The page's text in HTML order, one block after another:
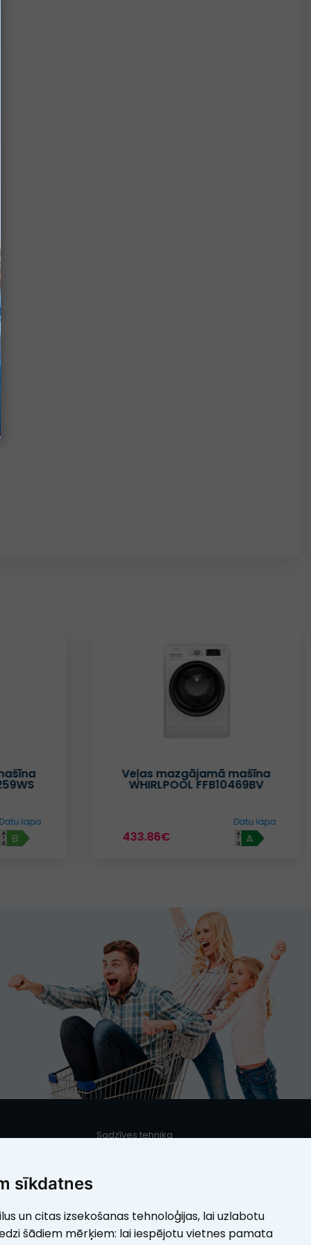
sīkdatnes
un citas izsekošanas tehnoloģijas, lai uzlabotu
šādiem mērķiem: lai iespējotu vietnes pamata
B
Datu lapa
Veļas mazgājamā mašīna
WHIRLPOOL FFB10469BV
433.86€ A
Datu lapa
Sadzīves tehnika
Skaistumam